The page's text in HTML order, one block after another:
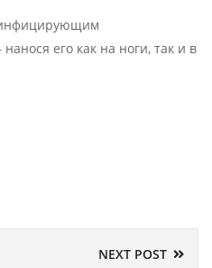
его как на ноги, так и в
NEXT POST